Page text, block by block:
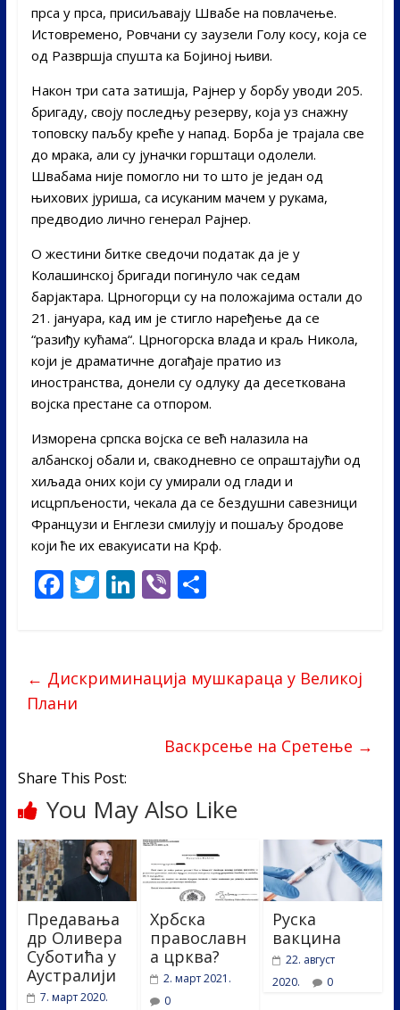
прса у прса, присиљавају Швабе на повлачење.
Истовремено, Ровчани су заузели Голу косу, која се
од Развршја спушта ка Бојиној њиви.
Након три сата затишја, Рајнер у борбу уводи 205.
бригаду, своју последњу резерву, која уз снажну
топовску паљбу креће у напад. Борба је трајала све
до мрака, али су јуначки горштаци одолели.
Швабама није помогло ни то што је један од
њихових јуриша, са исуканим мачем у рукама,
предводио лично генерал Рајнер.
О жестини битке сведочи податак да је у
Колашинској бригади погинуло чак седам
барјактара. Црногорци су на положајима остали до
21. jануара, кад им је стигло наређење да се
“разиђу кућама“. Црногорска влада и краљ Никола,
који је драматичне догађаје пратио из
иностранства, донели су одлуку да десеткована
војска престане са отпором.
Изморена српска војска се већ налазила на
албанској обали и, свакодневно се опраштајући од
хиљада оних који су умирали од глади и
исцрпљености, чекала да се бездушни савезници
Французи и Енглези смилују и пошаљу бродове
који ће их евакуисати на Крф.
F
ac
b
o
T
w
er
Li
n
e
dI
Vi
b
S
e
← Дискриминација мушкараца у Великој
Плани
Васкрсење на Сретење →
Share This Post:
You May Also Like
Предавања
др Оливера
Суботића у
Аустралији
7. март 2020.
Хрбска
православн
а црква?
2. март 2021.
0
Руска
вакцина
22. август
2020.
0